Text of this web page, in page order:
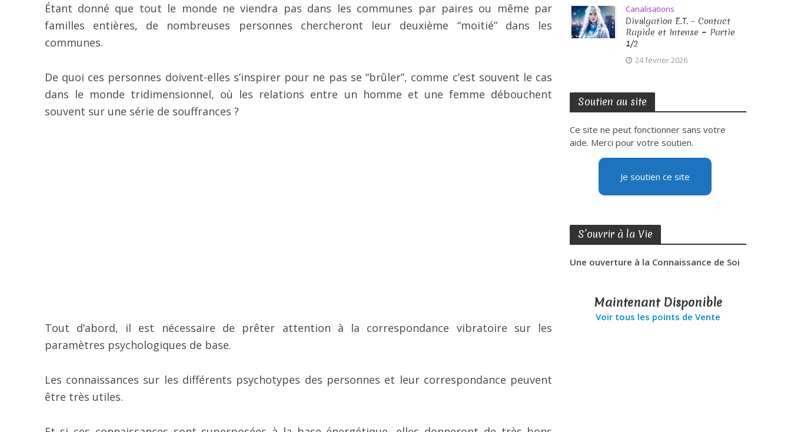
Étant donné que tout le monde ne viendra pas dans les communes par paires ou même par
familles entières, de nombreuses personnes chercheront leur deuxième “moitié” dans les
communes.
De quoi ces personnes doivent-elles s’inspirer pour ne pas se “brûler”, comme c’est souvent le cas
dans le monde tridimensionnel, où les relations entre un homme et une femme débouchent
souvent sur une série de souffrances ?
Tout d’abord, il est nécessaire de prêter attention à la correspondance vibratoire sur les
paramètres psychologiques de base.
Les connaissances sur les différents psychotypes des personnes et leur correspondance peuvent
être très utiles.
Canalisations
Divulgation E.T. – Contact
Rapide et Intense ~ Partie
1/2
24 février 2026
Soutien au site
Ce site ne peut fonctionner sans votre
aide. Merci pour votre soutien.
Je soutien ce site
S’ouvrir à la Vie
Une ouverture à la Connaissance de Soi
Maintenant Disponible
Voir tous les points de Vente